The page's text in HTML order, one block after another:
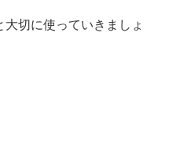
切に使っていきましょ